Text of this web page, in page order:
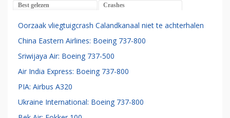
Best gelezen Crashes
Oorzaak vliegtuigcrash Calandkanaal niet te achterhalen
China Eastern Airlines: Boeing 737-800
Sriwijaya Air: Boeing 737-500
Air India Express: Boeing 737-800
PIA: Airbus A320
Ukraine International: Boeing 737-800